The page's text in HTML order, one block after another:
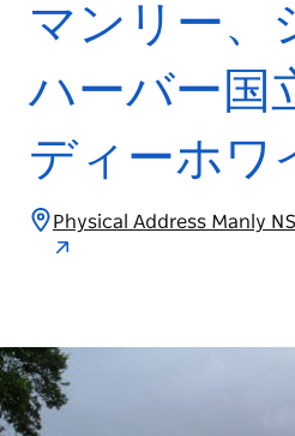
マンリー、
ハーバー国
ディーホワ
Physical Address Manly